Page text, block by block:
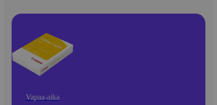
Vapaa-aika